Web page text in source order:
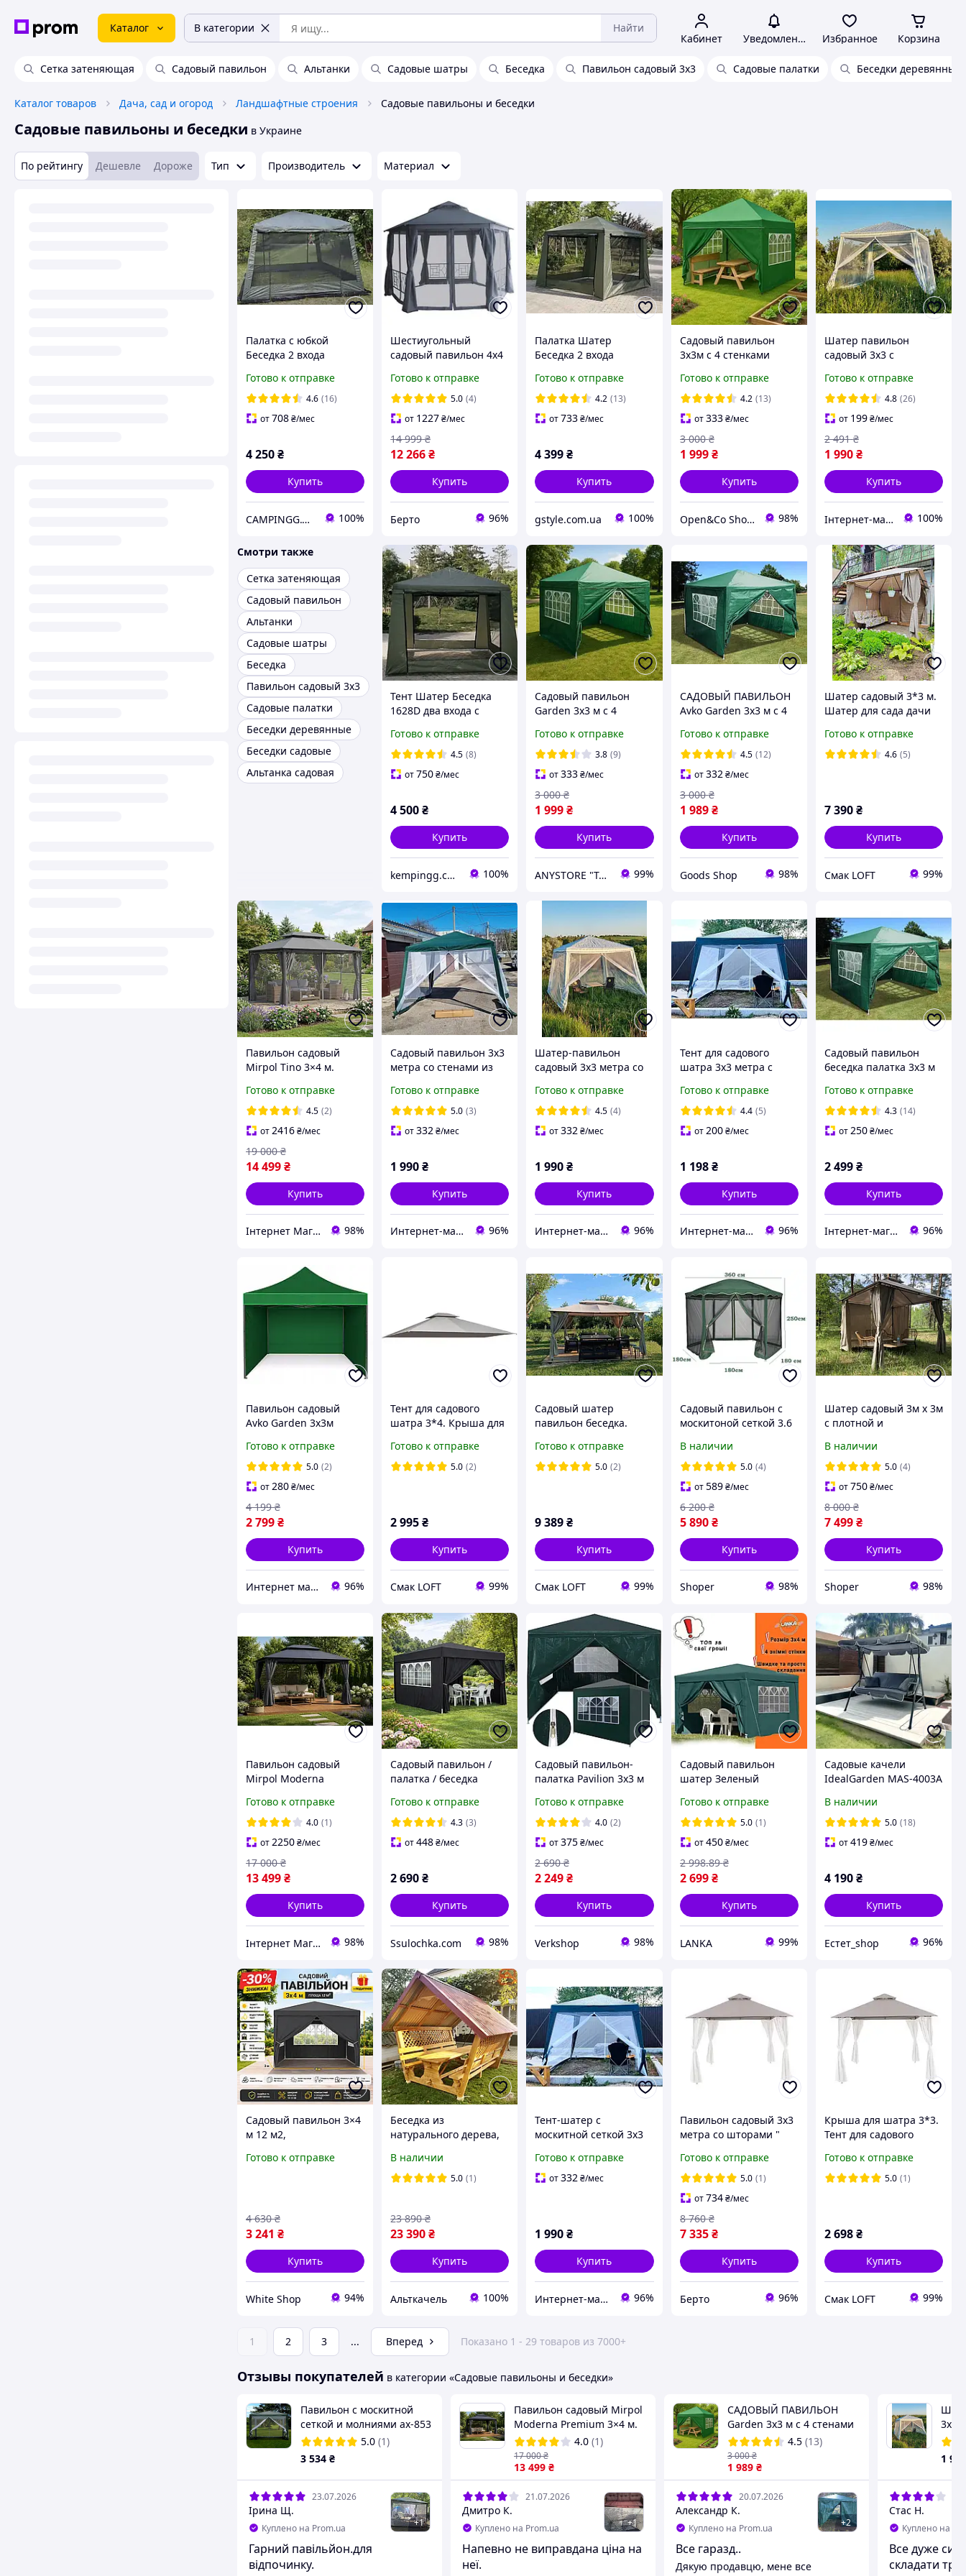
Каталог В категории Найти
Кабинет Уведомления Избранное Корзина
Сетка затеняющая Садовый павильон Альтанки Садовые шатры Беседка Павильон садовый 3х3 Садовые палатки Беседки деревянные
Каталог товаров Дача, сад и огород Ландшафтные строения Садовые павильоны и беседки
Садовые павильоны и беседки в Украине
По рейтингу Дешевле Дороже Тип Производитель Материал
Палатка с юбкой
Беседка 2 входа
320х320см Lanyu 1628D
Готово к отправке
4.6 (16)
от708₴/мес
4 250₴
Купить
CAMPINGG.COM.UA 100%
Шестиугольный
садовый павильон 4х4
Готово к отправке
5.0 (4)
от 1227₴/мес
12 266₴
14 999 ₴
Купить
Берто 96%
Палатка Шатер
Беседка 2 входа
320х320 высота 245 см
1628d
Готово к отправке
4.2 (13)
от733₴/мес
4 399₴
Купить
gstyle.com.ua 100%
Садовый павильон
3х3м с 4 стенками
Готово к отправке
4.2 (13)
от333 ₴/мес
1 999 ₴
3 000 ₴
Купить
Open&Co Shop l Товары с Европы 98%
Шатер павильон
садовый 3х3 с
(тент - полипропилен)
Готово к отправке
4.8 (26)
от 199₴/мес
1 990₴
2 491 ₴
Купить
Інтернет-магазин "Торгпалатка" 100%
Смотри также
Сетка затеняющая
Садовый павильон
Альтанки
Садовые шатры
Беседка
Павильон садовый 3х3
Садовые палатки
Беседки деревянные
Беседки садовые
Альтанка садовая
Тент Шатер Беседка
1628D два входа с
320х320 высота 245см
Готово к отправке
4.5 (8)
от750₴/мес
4 500₴
Купить
kempingg.com.ua 100%
Садовый павильон
Garden 3х3 м с 4
ПРОЧНАЯ РАМА
Зеленый Польша
Готово к отправке
3.8 (9)
от333₴/мес
1 999₴
3 000 ₴
Купить
ANYSTORE "Товары для дома и активного отдыха" 99%
САДОВЫЙ ПАВИЛЬОН
Avko Garden 3x3 м с 4
КАЧЕСТВЕННАЯ
палатка из прочного
стального каркаса
Зелёный
Готово к отправке
4.5 (12)
от332 ₴/мес
1 989 ₴
3 000 ₴
Купить
Goods Shop 98%
Шатер садовый 3*3 м.
Шатер для сада дачи
для дачи. Садовый
павильон. Шатер на
Готово к отправке
4.6 (5)
7 390₴
Купить
Смак LOFT 99%
Павильон садовый
Mirpol Tino 3×4 м.
шторами и москитной
сеткой
Готово к отправке
4.5 (2)
от 2416₴/мес
14 499₴
19 000 ₴
Купить
Інтернет Магазин Melville 98%
Садовый павильон 3х3
метра со стенами из
из полипропилена
Готово к отправке
5.0 (3)
от332 ₴/мес
1 990₴
Купить
Интернет-магазин электро-бытовых товаров "Восторг" 96%
Шатер-павильон
садовый 3х3 метра со
сетки тент из
полипропилена
Готово к отправке
4.5 (4)
от332 ₴/мес
1 990₴
Купить
Интернет-магазин электро-бытовых товаров "Восторг" 96%
Тент для садового
шатра 3х3 метра с
Готово к отправке
4.4 (5)
от 200 ₴/мес
1 198 ₴
Купить
Интернет-магазин электро-бытовых товаров "Восторг" 96%
Садовый павильон
беседка палатка 3х3 м
зеленый (42401014)
Готово к отправке
4.3 (14)
от 250₴/мес
2 499₴
Купить
Інтернет-магазин "Атлант Спорт" 96%
Павильон садовый
Avko Garden 3х3м
зеленый
Готово к отправке
5.0 (2)
от280₴/мес
2 799₴
4 199 ₴
Купить
Интернет магазин "12ка" 96%
Тент для садового
шатра 3*4. Крыша для
Крыша для бежевого
шатра. Крыша тент
Готово к отправке
5.0 (2)
2 995₴
Купить
Смак LOFT 99%
Садовый шатер
павильон беседка.
металлический. Шатер
3х4 для дачи. Садовые
Готово к отправке
5.0 (2)
9 389₴
Купить
Смак LOFT 99%
Садовый павильон с
москитоной сеткой 3.6
В наличии
5.0 (4)
от589 ₴/мес
5 890 ₴
6 200 ₴
Купить
Shoper 98%
Шатер садовый 3м х 3м
с плотной и
полиэстер, шторки в
комплекте
В наличии
5.0 (4)
от750₴/мес
7 499₴
8 000 ₴
Купить
Shoper 98%
Павильон садовый
Mirpol Moderna
металлический со
шторами и москитной
сеткой
Готово к отправке
4.0 (1)
от2250₴/мес
13 499₴
17 000 ₴
Купить
Інтернет Магазин Melville 98%
Садовый павильон /
палатка / беседка
стены, с окнами и
защитой UV 50+
(Графитовый)
Готово к отправке
4.3 (3)
от448₴/мес
2 690₴
Купить
Ssulochka.com 98%
Садовый павильон-
палатка Pavilion 3х3 м
с окнами для дачи и
сада
Готово к отправке
4.0 (2)
от375₴/мес
2 249₴
2 690 ₴
Купить
Verkshop 98%
Садовый павильон
шатер Зеленый
метра беседка палатка
тент шатер для сада
дачи всесезонный
Готово к отправке
5.0 (1)
от450 ₴/мес
2 699 ₴
2 998.89 ₴
Купить
LANKA 99%
Садовые качели
IdealGarden MAS-4003A
Графитовый
В наличии
5.0 (18)
от419₴/мес
4 190₴
Купить
Естет_shop 96%
Садовый павильон 3×4
м 12 м2,
тент UV 50+, стальной
Готово к отправке
3 241 ₴
4 630 ₴
Купить
White Shop 94%
Беседка из
натурального дерева,
"стандарт 3"
В наличии
5.0 (1)
23 390₴
23 890 ₴
Купить
Альткачель 100%
Тент-шатер с
москитной сеткой 3х3
откачки меда
Готово к отправке
от332₴/мес
1 990₴
Купить
Интернет-магазин электро-бытовых товаров "Восторг" 96%
Павильон садовый 3х3
метра со шторами "
Готово к отправке
5.0 (1)
от734 ₴/мес
7 335 ₴
8 760 ₴
Купить
Берто 96%
Крыша для шатра 3*3.
Тент для садового
садового шатра.
Крыша для бежевого
Готово к отправке
5.0 (1)
2 698₴
Купить
Смак LOFT 99%
1 2 3 ... Вперед Показано 1 - 29 товаров из 7000+
Отзывы покупателей в категории «Садовые павильоны и беседки»
Павильон с москитной
сеткой и молниями ax-853
5.0 (1)
3 534 ₴
23.07.2026
Ірина Щ.
Куплено на Prom.ua +1
Гарний павільйон.для
відпочинку.
Павильон садовый Mirpol
Moderna Premium 3×4 м.
металлический со
шторами и москитной
сеткой
4.0 (1)
13 499 ₴
17 000₴
21.07.2026
Дмитро К.
Куплено на Prom.ua +1
Напевно не виправдана ціна на
неї.
САДОВЫЙ ПАВИЛЬОН
Garden 3x3 м с 4 стенами
КАЧЕСТВЕННАЯ палатка
из прочного стального
каркаса Зелёный
4.5 (13)
1 989 ₴
3 000₴
20.07.2026
Александр К.
Куплено на Prom.ua +2
Все гаразд..
Дякую продавцю, мене все
3х3
1 990
Стас Н.
Куплено на
Все дуже
складати